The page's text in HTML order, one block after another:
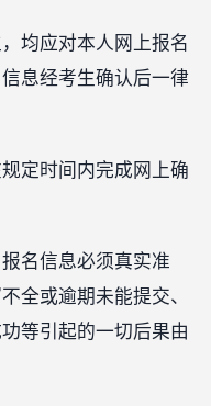
均应对本人网上报名
息经考生确认后一律
定时间内完成网上确
名信息必须真实准
全或逾期未能提交、
等引起的一切后果由